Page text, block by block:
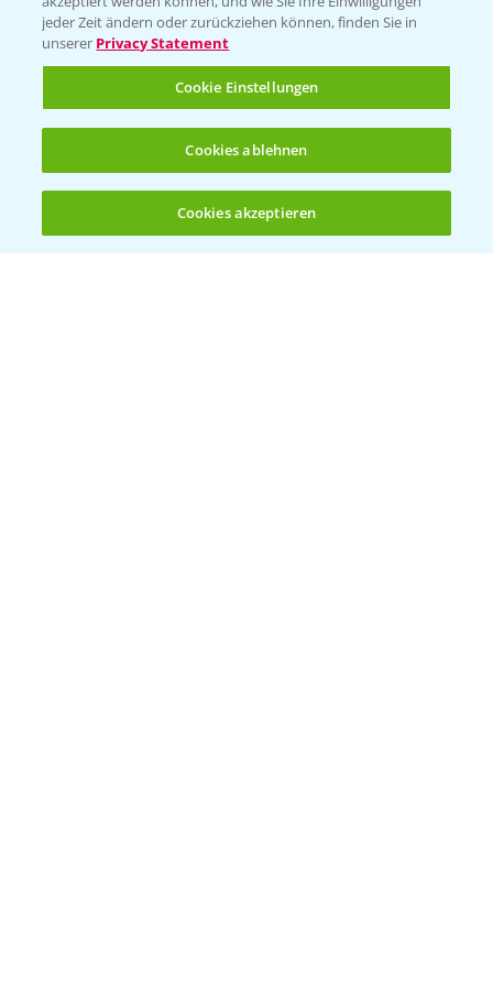
(noch 4)
Ackerbau
Saatgut
Sonderkulturen
Verantwortung & Sorgfalt
PAMIRA - Packmittelrücknahme
Sammelstellen und Termine
jeder Zeit ändern oder zurückziehen können, finden Sie in
unserer Privacy Statement
Cookie Einstellungen
Cookies ablehnen
Cookies akzeptieren